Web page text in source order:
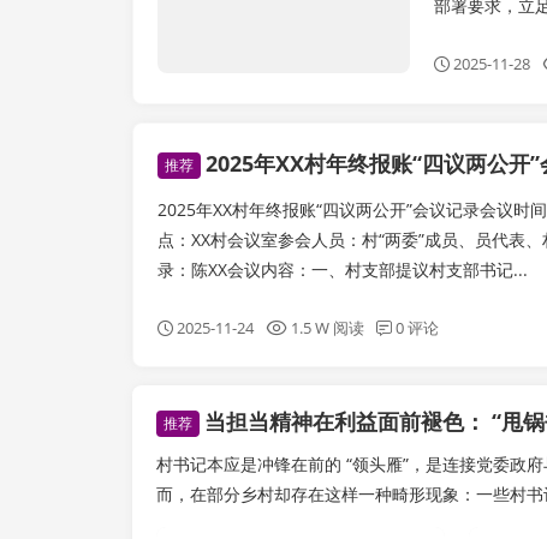
部署要求，立
2025-11-28
推荐 2025年XX村年终报账“四议两公开
2025年XX村年终报账“四议两公开”会议记录会议时
点：XX村会议室参会人员：村“两委”成员、员代表
录：陈XX会议内容：一、村支部提议村支部书记...
2025-11-24 1.5 W 阅读 0 评论
推荐 当担当精神在利益面前褪色： “甩
村书记本应是冲锋在前的 “领头雁”，是连接党委政
而，在部分乡村却存在这样一种畸形现象：一些村